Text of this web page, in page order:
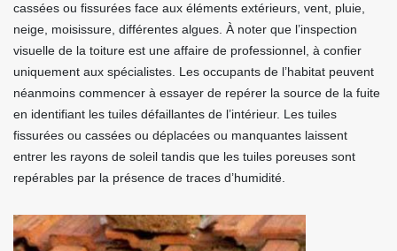
cassées ou fissurées face aux éléments extérieurs, vent, pluie,
neige, moisissure, différentes algues. À noter que l’inspection
visuelle de la toiture est une affaire de professionnel, à confier
uniquement aux spécialistes. Les occupants de l’habitat peuvent
néanmoins commencer à essayer de repérer la source de la fuite
en identifiant les tuiles défaillantes de l’intérieur. Les tuiles
fissurées ou cassées ou déplacées ou manquantes laissent
entrer les rayons de soleil tandis que les tuiles poreuses sont
repérables par la présence de traces d’humidité.